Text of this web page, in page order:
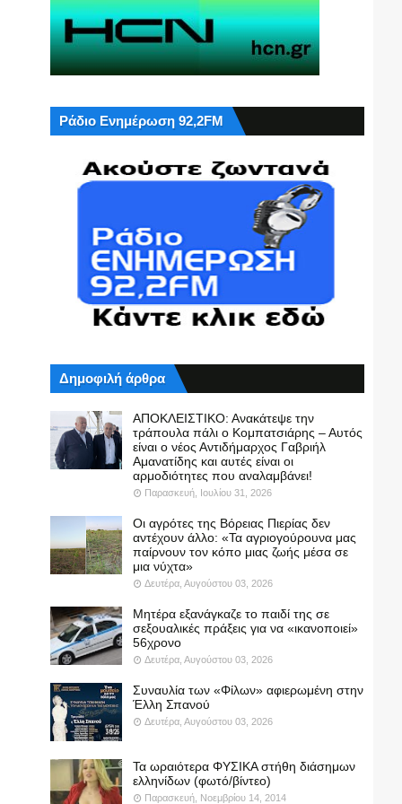
Ράδιο Ενημέρωση 92,2FM
Δημοφιλή άρθρα
ΑΠΟΚΛΕΙΣΤΙΚΟ: Ανακάτεψε την
τράπουλα πάλι ο Κομπατσιάρης – Αυτός
είναι ο νέος Αντιδήμαρχος Γαβριήλ
Αμανατίδης και αυτές είναι οι
αρμοδιότητες που αναλαμβάνει!
Παρασκευή, Ιουλίου 31, 2026
Οι αγρότες της Βόρειας Πιερίας δεν
αντέχουν άλλο: «Τα αγριογούρουνα μας
παίρνουν τον κόπο μιας ζωής μέσα σε
μια νύχτα»
Δευτέρα, Αυγούστου 03, 2026
Μητέρα εξανάγκαζε το παιδί της σε
σεξουαλικές πράξεις για να «ικανοποιεί»
56χρονο
Δευτέρα, Αυγούστου 03, 2026
Συναυλία των «Φίλων» αφιερωμένη στην
Έλλη Σπανού
Δευτέρα, Αυγούστου 03, 2026
Τα ωραιότερα ΦΥΣΙΚΑ στήθη διάσημων
ελληνίδων (φωτό/βίντεο)
Παρασκευή, Νοεμβρίου 14, 2014